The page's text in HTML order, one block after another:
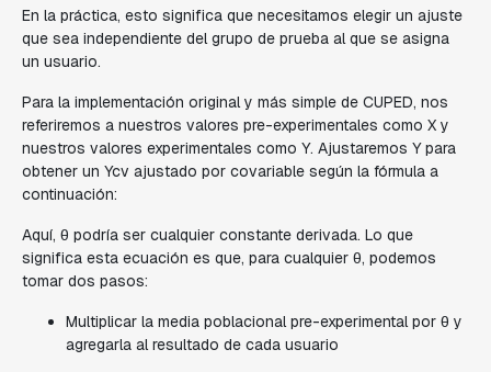
En la práctica, esto significa que necesitamos elegir un ajuste
que sea independiente del grupo de prueba al que se asigna
un usuario.
Para la implementación original y más simple de CUPED, nos
referiremos a nuestros valores pre-experimentales como X y
nuestros valores experimentales como Y. Ajustaremos Y para
obtener un Ycv ajustado por covariable según la fórmula a
continuación:
Aquí, θ podría ser cualquier constante derivada. Lo que
significa esta ecuación es que, para cualquier θ, podemos
tomar dos pasos:
Multiplicar la media poblacional pre-experimental por θ y
agregarla al resultado de cada usuario